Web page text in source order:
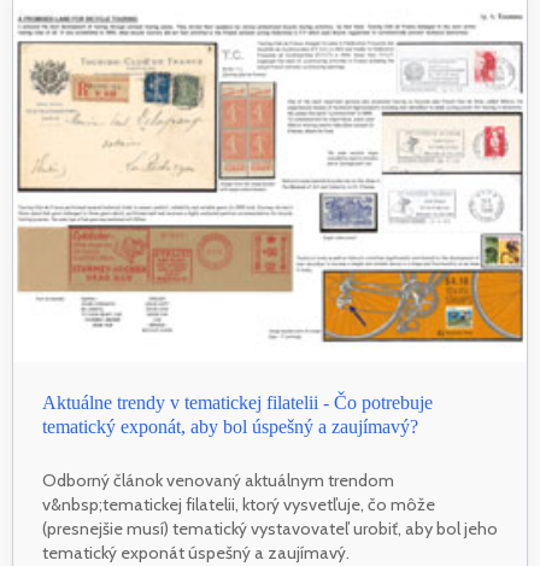
Aktuálne trendy v tematickej filatelii - Čo potrebuje
tematický exponát, aby bol úspešný a zaujímavý?
Odborný článok venovaný aktuálnym trendom
v&nbsp;tematickej filatelii, ktorý vysvetľuje, čo môže
(presnejšie musí) tematický vystavovateľ urobiť, aby bol jeho
tematický exponát úspešný a zaujímavý.